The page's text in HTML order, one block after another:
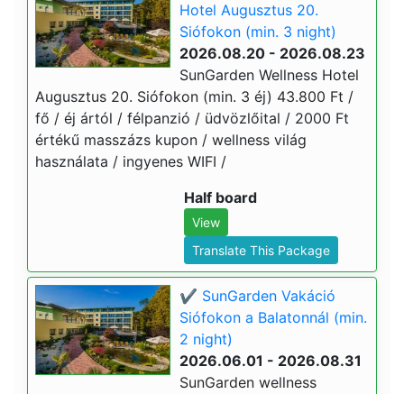
Hotel Augusztus 20.
Siófokon (min. 3 night)
2026.08.20 - 2026.08.23
SunGarden Wellness Hotel
Augusztus 20. Siófokon (min. 3 éj) 43.800 Ft /
fő / éj ártól / félpanzió / üdvözlőital / 2000 Ft
értékű masszázs kupon / wellness világ
használata / ingyenes WIFI /
Half board
View
Translate This Package
✔️ SunGarden Vakáció
Siófokon a Balatonnál (min.
2 night)
2026.06.01 - 2026.08.31
SunGarden wellness